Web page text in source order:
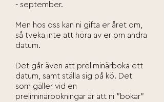
- september.
Men hos oss kan ni gifta er året om,
så tveka inte att höra av er om andra
datum.
Det går även att preliminärboka ett
datum, samt ställa sig på kö. Det
som gäller vid en
preliminärbokningar är att ni "bokar"